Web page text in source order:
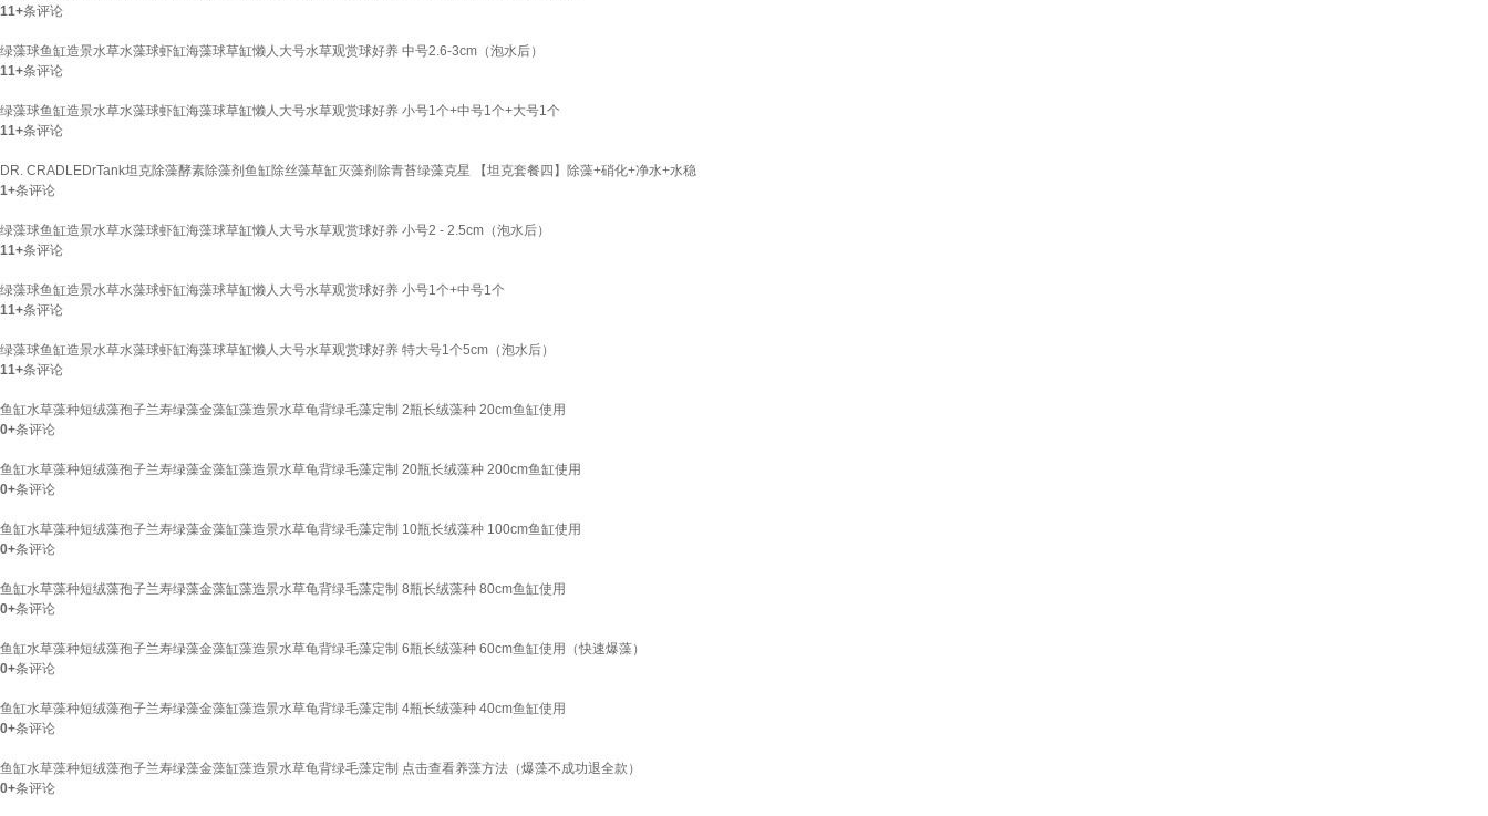
11+条评论
绿藻球鱼缸造景水草水藻球虾缸海藻球草缸懒人大号水草观赏球好养 中号2.6-3cm（泡水后）
11+条评论
绿藻球鱼缸造景水草水藻球虾缸海藻球草缸懒人大号水草观赏球好养 小号1个+中号1个+大号1个
11+条评论
DR. CRADLEDrTank坦克除藻酵素除藻剂鱼缸除丝藻草缸灭藻剂除青苔绿藻克星 【坦克套餐四】除藻+硝化+净水+水稳
1+条评论
绿藻球鱼缸造景水草水藻球虾缸海藻球草缸懒人大号水草观赏球好养 小号2 - 2.5cm（泡水后）
11+条评论
绿藻球鱼缸造景水草水藻球虾缸海藻球草缸懒人大号水草观赏球好养 小号1个+中号1个
11+条评论
绿藻球鱼缸造景水草水藻球虾缸海藻球草缸懒人大号水草观赏球好养 特大号1个5cm（泡水后）
11+条评论
鱼缸水草藻种短绒藻孢子兰寿绿藻金藻缸藻造景水草龟背绿毛藻定制 2瓶长绒藻种 20cm鱼缸使用
0+条评论
鱼缸水草藻种短绒藻孢子兰寿绿藻金藻缸藻造景水草龟背绿毛藻定制 20瓶长绒藻种 200cm鱼缸使用
0+条评论
鱼缸水草藻种短绒藻孢子兰寿绿藻金藻缸藻造景水草龟背绿毛藻定制 10瓶长绒藻种 100cm鱼缸使用
0+条评论
鱼缸水草藻种短绒藻孢子兰寿绿藻金藻缸藻造景水草龟背绿毛藻定制 8瓶长绒藻种 80cm鱼缸使用
0+条评论
鱼缸水草藻种短绒藻孢子兰寿绿藻金藻缸藻造景水草龟背绿毛藻定制 6瓶长绒藻种 60cm鱼缸使用（快速爆藻）
0+条评论
鱼缸水草藻种短绒藻孢子兰寿绿藻金藻缸藻造景水草龟背绿毛藻定制 4瓶长绒藻种 40cm鱼缸使用
0+条评论
鱼缸水草藻种短绒藻孢子兰寿绿藻金藻缸藻造景水草龟背绿毛藻定制 点击查看养藻方法（爆藻不成功退全款）
0+条评论